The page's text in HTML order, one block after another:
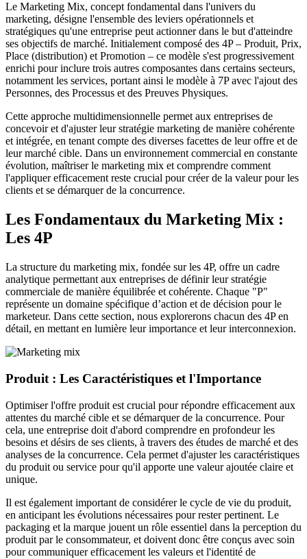
Le Marketing Mix, concept fondamental dans l'univers du
marketing, désigne l'ensemble des leviers opérationnels et
stratégiques qu'une entreprise peut actionner dans le but d'atteindre
ses objectifs de marché. Initialement composé des 4P – Produit, Prix,
Place (distribution) et Promotion – ce modèle s'est progressivement
enrichi pour inclure trois autres composantes dans certains secteurs,
notamment les services, portant ainsi le modèle à 7P avec l'ajout des
Personnes, des Processus et des Preuves Physiques.
Cette approche multidimensionnelle permet aux entreprises de
concevoir et d'ajuster leur stratégie marketing de manière cohérente
et intégrée, en tenant compte des diverses facettes de leur offre et de
leur marché cible. Dans un environnement commercial en constante
évolution, maîtriser le marketing mix et comprendre comment
l'appliquer efficacement reste crucial pour créer de la valeur pour les
clients et se démarquer de la concurrence.
Les Fondamentaux du Marketing Mix :
Les 4P
La structure du marketing mix, fondée sur les 4P, offre un cadre
analytique permettant aux entreprises de définir leur stratégie
commerciale de manière équilibrée et cohérente. Chaque "P"
représente un domaine spécifique d’action et de décision pour le
marketeur. Dans cette section, nous explorerons chacun des 4P en
détail, en mettant en lumière leur importance et leur interconnexion.
Produit : Les Caractéristiques et l'Importance
Optimiser l'offre produit est crucial pour répondre efficacement aux
attentes du marché cible et se démarquer de la concurrence. Pour
cela, une entreprise doit d'abord comprendre en profondeur les
besoins et désirs de ses clients, à travers des études de marché et des
analyses de la concurrence. Cela permet d'ajuster les caractéristiques
du produit ou service pour qu'il apporte une valeur ajoutée claire et
unique.
Il est également important de considérer le cycle de vie du produit,
en anticipant les évolutions nécessaires pour rester pertinent. Le
packaging et la marque jouent un rôle essentiel dans la perception du
produit par le consommateur, et doivent donc être conçus avec soin
pour communiquer efficacement les valeurs et l'identité de